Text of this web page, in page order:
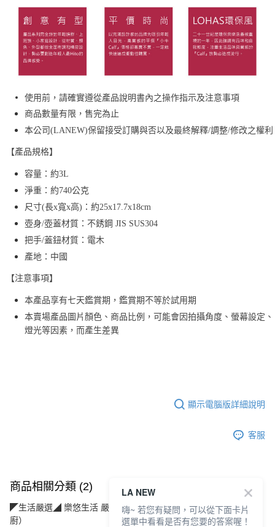
使用前，請確實遵從產品說明書內之操作指示及注意事項
商品數量有限，售完為止
本公司(LANEW)保留接受訂購與否以及最終解釋/調整/修改之權利
【產品規格】
容量：約3L
淨重：約740公克
尺寸(長x寬x高)：約25x17.7x18cm
壺身/壺蓋材質：不銹鋼 JIS SUS304
把手/蓋鈕材質：電木
產地：中國
【注意事項】
本產品享有七天鑑賞期，鑑賞期不等於試用期
本賣場產品圖片顏色、商品比例，可能會因拍攝角度、螢幕設定、
燈光等因素，而產生差異
顯示電腦版詳細說明
客服
商品相關分類 (2)
◤生活嚴選◢ 樂悠生活 嚴選好物
居家生活(傢寢飾品/用品/餐
廚）
LA NEW
嗨~ 若您有疑問，可以從下面卡片
選單中看看是否有您要的答案喔！